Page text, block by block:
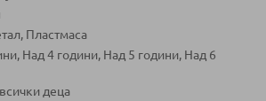
Пластмаса
Над 4 години, Над 5 години, Над 6
деца